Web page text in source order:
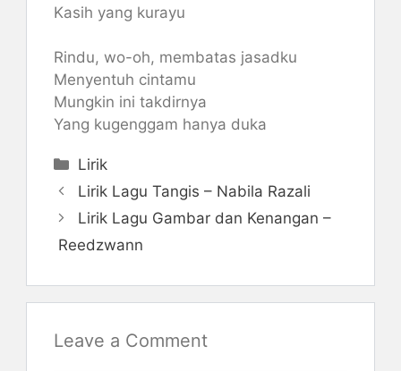
Kasih yang kurayu
Rindu, wo-oh, membatas jasadku
Menyentuh cintamu
Mungkin ini takdirnya
Yang kugenggam hanya duka
Categories
Lirik
Lirik Lagu Tangis – Nabila Razali
Lirik Lagu Gambar dan Kenangan –
Reedzwann
Leave a Comment